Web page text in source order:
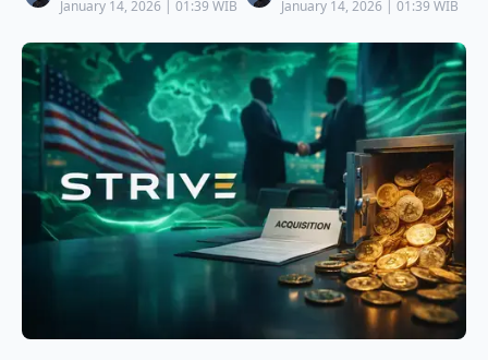
January 14, 2026 | 01:39 WIB
January 14, 2026 | 01:39 WIB